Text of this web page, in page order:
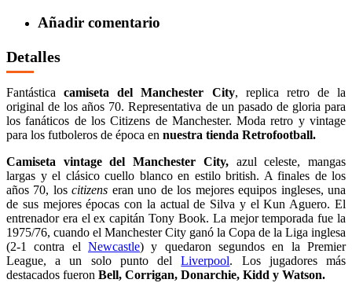
Añadir comentario
Detalles
Fantástica camiseta del Manchester City, replica retro de la
original de los años 70. Representativa de un pasado de gloria para
los fanáticos de los Citizens de Manchester. Moda retro y vintage
para los futboleros de época en nuestra tienda Retrofootball.
Camiseta vintage del Manchester City,azul celeste, mangas
largas y el clásico cuello blanco en estilo british. A finales de los
años 70, loscitizens eran uno de los mejores equipos ingleses, una
de sus mejores épocas con la actual de Silva y el Kun Aguero. El
entrenador era el ex capitán Tony Book. La mejor temporada fue la
1975/76, cuando el Manchester City ganó la Copa de la Liga inglesa
(2-1 contra el Newcastle) y quedaron segundos en la Premier
League, a un solo punto delLiverpool. Los jugadores más
destacados fueron Bell, Corrigan, Donarchie, Kidd y Watson.